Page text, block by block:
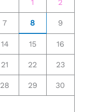
1 2
7 8 9
14 15 16
21 22 23
28 29 30